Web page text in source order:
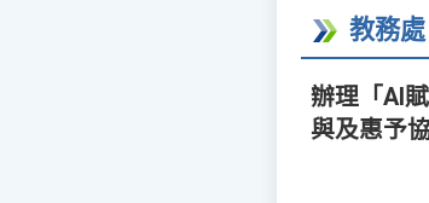
教務
辦理「AI
與及惠予